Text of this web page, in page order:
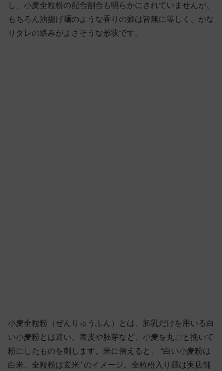
し、小麦全粒粉の配合割合も明らかにされていませんが、
もちろん油揚げ麺のような香りの癖は皆無に等しく、かな
りタレの絡みがよさそうな形状です。
小麦全粒粉（ぜんりゅうふん）とは、胚乳だけを用いる白
い小麦粉とは違い、表皮や胚芽など、小麦を丸ごと挽いて
粉にしたものを刺します。米に例えると、 “白い小麦粉は
白米、全粒粉は玄米” のイメージ。全粒粉入り麺は実店舗